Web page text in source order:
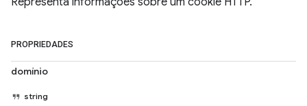
PROPRIEDADES
domínio
string